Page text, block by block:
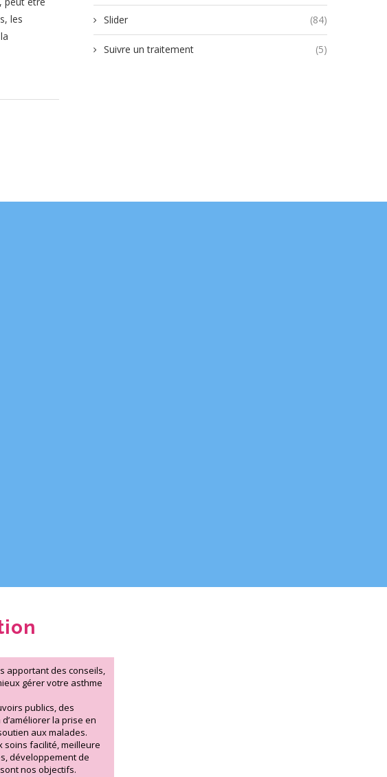
les
Slider (84)
Suivre un traitement (5)
apportant des conseils,
gérer votre asthme
publics, des
la prise en
aux malades.
soins facilité, meilleure
développement de
nos objectifs.